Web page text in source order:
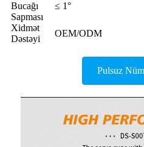
Bucağı
Sapması
≤ 1°
Xidmət
Dəstəyi
OEM/ODM
Pulsuz